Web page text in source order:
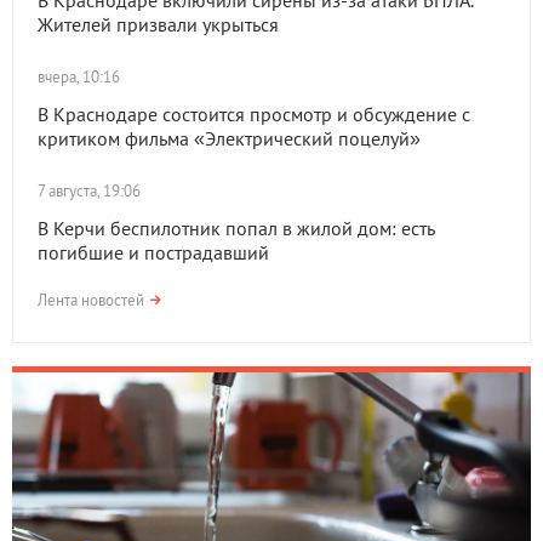
Жителей призвали укрыться
вчера, 10:16
В Краснодаре состоится просмотр и обсуждение с
критиком фильма «Электрический поцелуй»
7 августа, 19:06
В Керчи беспилотник попал в жилой дом: есть
погибшие и пострадавший
Лента новостей